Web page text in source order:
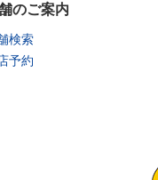
南紀キャンペーン
金）
）までの宿泊
のご案内
検索
予約